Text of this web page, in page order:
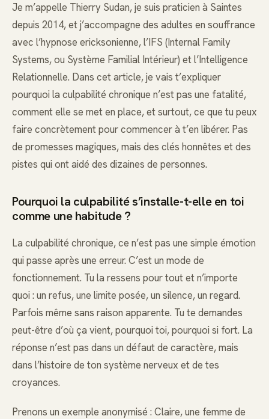
Je m’appelle Thierry Sudan, je suis praticien à Saintes
depuis 2014, et j’accompagne des adultes en souffrance
avec l’hypnose ericksonienne, l’IFS (Internal Family
Systems, ou Système Familial Intérieur) et l’Intelligence
Relationnelle. Dans cet article, je vais t’expliquer
pourquoi la culpabilité chronique n’est pas une fatalité,
comment elle se met en place, et surtout, ce que tu peux
faire concrètement pour commencer à t’en libérer. Pas
de promesses magiques, mais des clés honnêtes et des
pistes qui ont aidé des dizaines de personnes.
Pourquoi la culpabilité s’installe-t-elle en toi
comme une habitude ?
La culpabilité chronique, ce n’est pas une simple émotion
qui passe après une erreur. C’est un mode de
fonctionnement. Tu la ressens pour tout et n’importe
quoi : un refus, une limite posée, un silence, un regard.
Parfois même sans raison apparente. Tu te demandes
peut-être d’où ça vient, pourquoi toi, pourquoi si fort. La
réponse n’est pas dans un défaut de caractère, mais
dans l’histoire de ton système nerveux et de tes
croyances.
Prenons un exemple anonymisé : Claire, une femme de